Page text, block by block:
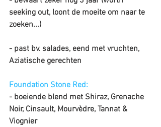
seeking out, loont de moeite om naar te
zoeken...)
- past bv. salades, eend met vruchten,
Aziatische gerechten
Foundation Stone Red:
- boeiende blend met Shiraz, Grenache
Noir, Cinsault, Mourvèdre, Tannat &
Viognier